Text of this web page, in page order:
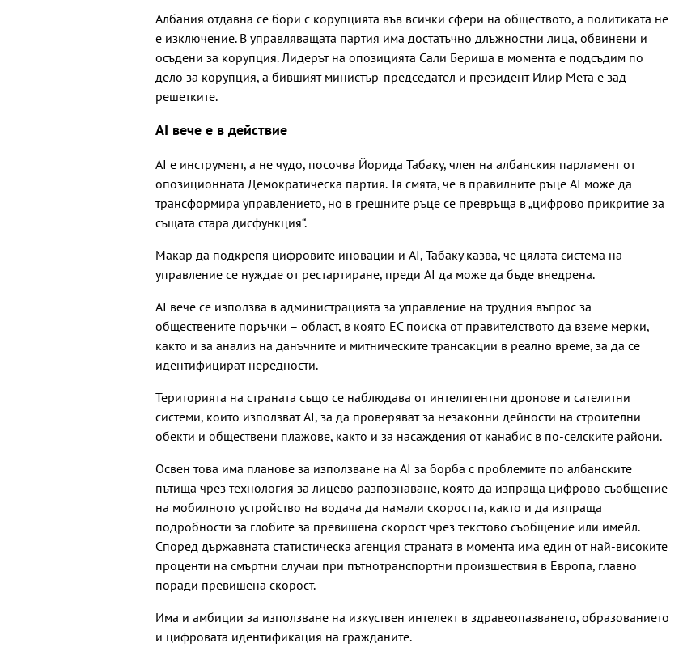
Албания отдавна се бори с корупцията във всички сфери на обществото, а политиката не
е изключение. В управляващата партия има достатъчно длъжностни лица, обвинени и
осъдени за корупция. Лидерът на опозицията Сали Бериша в момента е подсъдим по
дело за корупция, а бившият министър-председател и президент Илир Мета е зад
решетките.
AI вече е в действие
AI е инструмент, а не чудо, посочва Йорида Табаку, член на албанския парламент от
опозиционната Демократическа партия. Тя смята, че в правилните ръце AI може да
трансформира управлението, но в грешните ръце се превръща в „цифрово прикритие за
същата стара дисфункция“.
Макар да подкрепя цифровите иновации и AI, Табаку казва, че цялата система на
управление се нуждае от рестартиране, преди AI да може да бъде внедрена.
AI вече се използва в администрацията за управление на трудния въпрос за
обществените поръчки – област, в която ЕС поиска от правителството да вземе мерки,
както и за анализ на данъчните и митническите трансакции в реално време, за да се
идентифицират нередности.
Територията на страната също се наблюдава от интелигентни дронове и сателитни
системи, които използват AI, за да проверяват за незаконни дейности на строителни
обекти и обществени плажове, както и за насаждения от канабис в по-селските райони.
Освен това има планове за използване на AI за борба с проблемите по албанските
пътища чрез технология за лицево разпознаване, която да изпраща цифрово съобщение
на мобилното устройство на водача да намали скоростта, както и да изпраща
подробности за глобите за превишена скорост чрез текстово съобщение или имейл.
Според държавната статистическа агенция страната в момента има един от най-високите
проценти на смъртни случаи при пътнотранспортни произшествия в Европа, главно
поради превишена скорост.
Има и амбиции за използване на изкуствен интелект в здравеопазването, образованието
и цифровата идентификация на гражданите.
4 разследвания за
пласиране на
заради опасенията от
ограничителни мерки
в Ормузкия проток
последното
денонощие в страната